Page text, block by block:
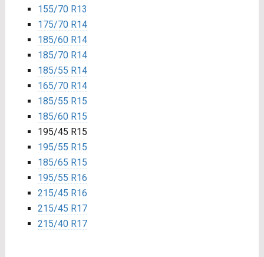
155/70 R13
175/70 R14
185/60 R14
185/70 R14
185/55 R14
165/70 R14
185/55 R15
185/60 R15
195/45 R15
195/55 R15
185/65 R15
195/55 R16
215/45 R16
215/45 R17
215/40 R17